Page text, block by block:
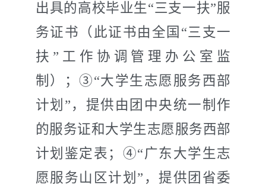
出具的高校毕业生“三支一扶”服
务证书（此证书由全国“三支一
扶”工作协调管理办公室监
制）；③“大学生志愿服务西部
计划”，提供由团中央统一制作
的服务证和大学生志愿服务西部
计划鉴定表；④“广东大学生志
愿服务山区计划”，提供团省委